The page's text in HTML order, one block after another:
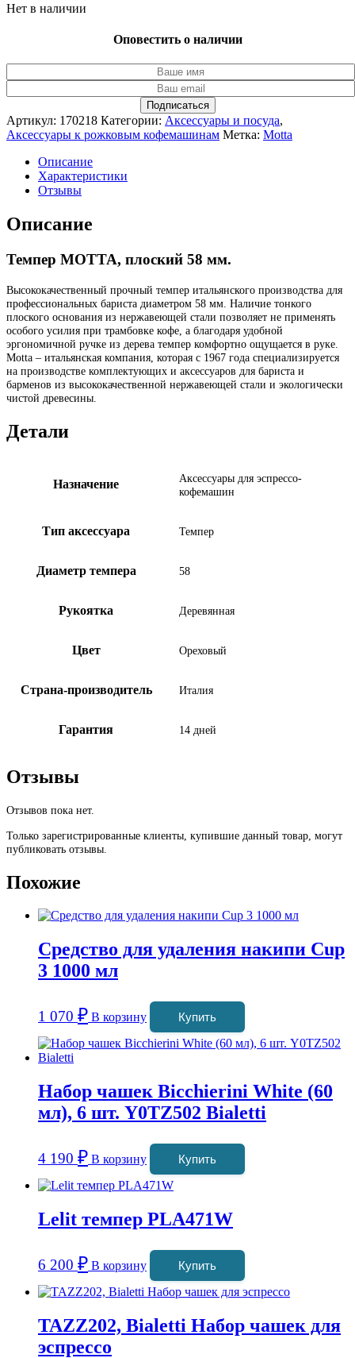
Нет в наличии
Оповестить о наличии
Подписаться
Артикул: 170218 Категории: Аксессуары и посуда,
Аксессуары к рожковым кофемашинам Метка: Motta
Описание
Характеристики
Отзывы
Описание
Темпер MOTTA, плоский 58 мм.
Высококачественный прочный темпер итальянского производства для
профессиональных бариста диаметром 58 мм. Наличие тонкого
плоского основания из нержавеющей стали позволяет не применять
особого усилия при трамбовке кофе, а благодаря удобной
эргономичной ручке из дерева темпер комфортно ощущается в руке.
Motta – итальянская компания, которая с 1967 года специализируется
на производстве комплектующих и аксессуаров для бариста и
барменов из высококачественной нержавеющей стали и экологически
чистой древесины.
Детали
Назначение
Аксессуары для эспрессо-
кофемашин
Тип аксессуара Темпер
Диаметр темпера 58
Рукоятка Деревянная
Цвет Ореховый
Страна-производитель Италия
Гарантия 14 дней
Отзывы
Отзывов пока нет.
Только зарегистрированные клиенты, купившие данный товар, могут
публиковать отзывы.
Похожие
Средство для удаления накипи Cup
3 1000 мл
1 070 ₽ В корзину Купить
Набор чашек Bicchierini White (60
мл), 6 шт. Y0TZ502 Bialetti
4 190 ₽ В корзину Купить
Lelit темпер PLA471W
6 200 ₽ В корзину Купить
TAZZ202, Bialetti Набор чашек для
эспрессо